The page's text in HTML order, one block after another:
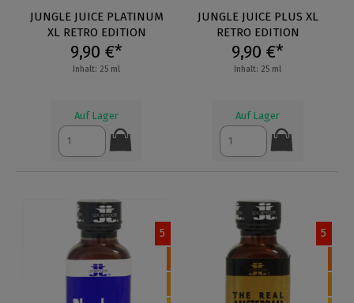
JUNGLE JUICE PLATINUM
XL RETRO EDITION
9,90 €*
Inhalt: 25 ml
Auf Lager
JUNGLE JUICE PLUS XL
RETRO EDITION
9,90 €*
Inhalt: 25 ml
Auf Lager
5 5